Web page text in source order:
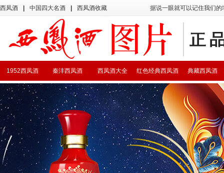
西凤酒 中国四大名酒 西凤酒收藏 据说一眼就可以记住我们
典藏西凤酒
红色经典西凤酒
西凤酒大全
秦沣西凤酒
1952西凤酒